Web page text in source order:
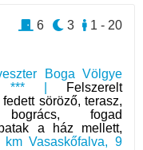
Boga Völgye
*** |
Felszerelt
söröző, terasz,
bogrács, fogad
a ház mellett,
Vasaskőfalva, 9
1 - 20
3
6